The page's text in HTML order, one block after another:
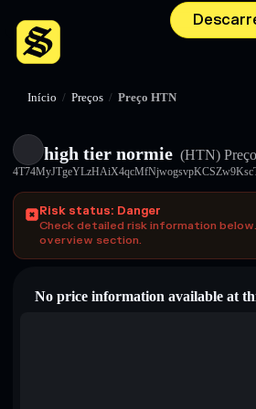
Início / Preços / Preço HTN
high tier normie (HTN)
Risk status: Danger
Check detailed risk information
overview section.
No price information available at